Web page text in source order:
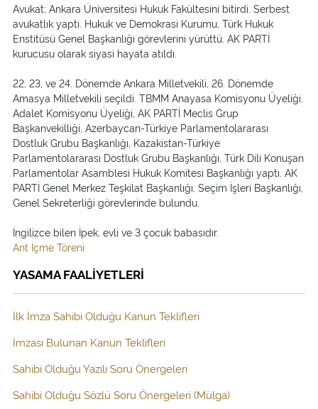
Avukat; Ankara Üniversitesi Hukuk Fakültesini bitirdi. Serbest
avukatlık yaptı. Hukuk ve Demokrasi Kurumu, Türk Hukuk
Enstitüsü Genel Başkanlığı görevlerini yürüttü. AK PARTİ
kurucusu olarak siyasi hayata atıldı.
22, 23, ve 24. Dönemde Ankara Milletvekili, 26. Dönemde
Amasya Milletvekili seçildi. TBMM Anayasa Komisyonu Üyeliği,
Adalet Komisyonu Üyeliği, AK PARTİ Meclis Grup
Başkanvekilliği, Azerbaycan-Türkiye Parlamentolararası
Dostluk Grubu Başkanlığı, Kazakistan-Türkiye
Parlamentolararası Dostluk Grubu Başkanlığı, Türk Dili Konuşan
Parlamentolar Asamblesi Hukuk Komitesi Başkanlığı yaptı. AK
PARTİ Genel Merkez Teşkilat Başkanlığı, Seçim İşleri Başkanlığı,
Genel Sekreterliği görevlerinde bulundu.
İngilizce bilen İpek, evli ve 3 çocuk babasıdır.
Ant İçme Töreni
YASAMA FAALİYETLERİ
İlk İmza Sahibi Olduğu Kanun Teklifleri
İmzası Bulunan Kanun Teklifleri
Sahibi Olduğu Yazılı Soru Önergeleri
Sahibi Olduğu Sözlü Soru Önergeleri (Mülga)